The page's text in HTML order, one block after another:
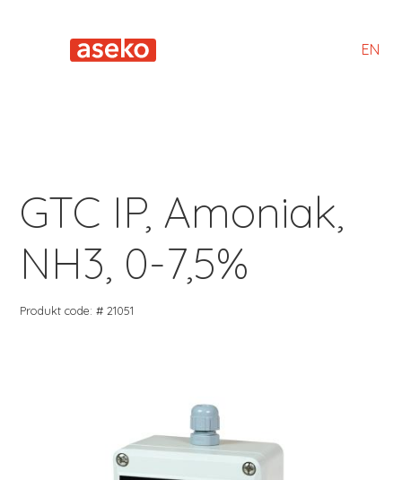
EN
GTC IP, Amoniak,
NH3, 0-7,5%
Produkt code: # 21051